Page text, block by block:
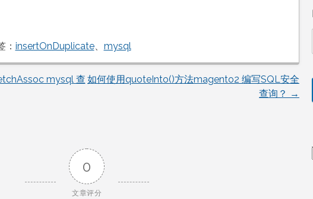
： insertOnDuplicate、 mysql
mysql 查 如何使用quoteInto()方法magento2 编写SQL安全
查询？ →
0
文章评分